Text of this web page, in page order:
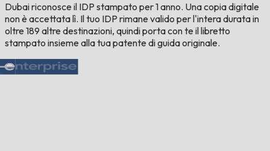
Dubai riconosce il IDP stampato per 1 anno. Una copia digitale
non è accettata lì. Il tuo IDP rimane valido per l'intera durata in
oltre 189 altre destinazioni, quindi porta con te il libretto
stampato insieme alla tua patente di guida originale.